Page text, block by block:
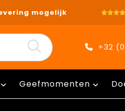
mogelijk
+32
Geefmomenten